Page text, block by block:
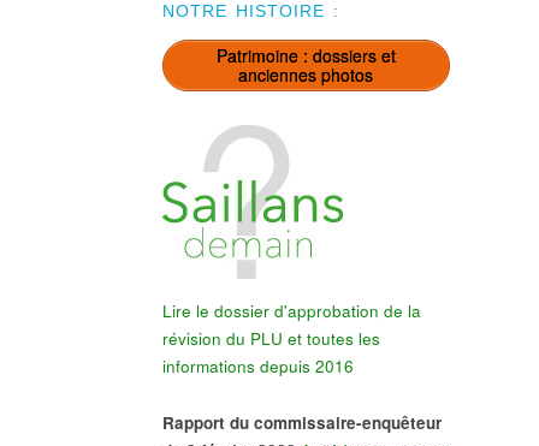
NOTRE HISTOIRE :
Patrimoine : dossiers et
anciennes photos
Lire le dossier d'approbation de la
révision du PLU et toutes les
informations depuis 2016
Rapport du commissaire-enquêteur